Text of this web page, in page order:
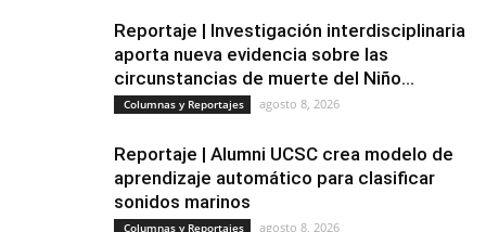
Reportaje | Investigación interdisciplinaria
aporta nueva evidencia sobre las
circunstancias de muerte del Niño...
Columnas y Reportajes agosto 8, 2026
Reportaje | Alumni UCSC crea modelo de
aprendizaje automático para clasificar
sonidos marinos
Columnas y Reportajes agosto 8, 2026